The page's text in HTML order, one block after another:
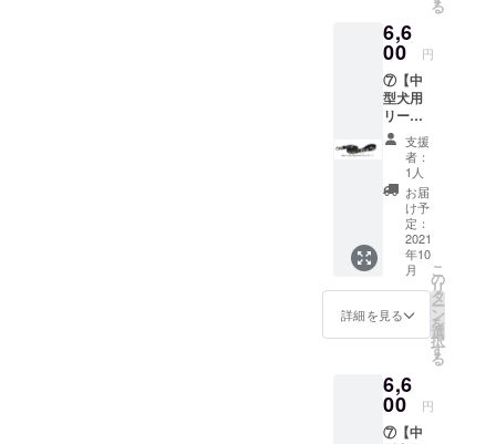
カ西海
岸は10
月15日
金曜日
の夕
方）※日
本語通
訳あり
5分 ご
挨拶 15
分程
度 ラ
ネット
とサイ
クル
の紹
介 ス
分程度
サイ
クル
定価
6,000円
（税抜
き）
6,600円
（税込
み）※日
本国内
への送
料は当
社負担
る
6,6
00 円
⑦【中
型犬用
リー
ド】 サ
イズ：
長さ約
180cm
定価
6,000円
（税抜
き）
6,600円
（税込
み）※日
本国内
への送
社負担
支援
者：
1人
お届
け予
定：
2021
年10
月
詳細を見る
こ
の
リ
タ
ー
ン
を
選
択
す
る
6,6
00 円
⑦【中